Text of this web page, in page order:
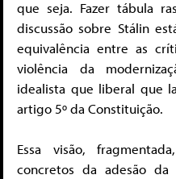
que seja. Fazer tábula
discussão sobre Stálin
equivalência entre as
violência da
idealista que liberal que
artigo 5º da Constituição.
Essa visão,
concretos da adesão